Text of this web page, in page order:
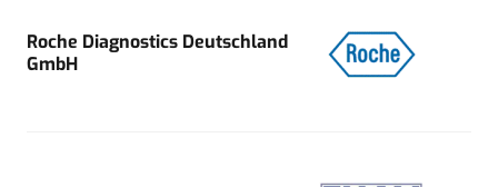
Roche Diagnostics Deutschland
GmbH